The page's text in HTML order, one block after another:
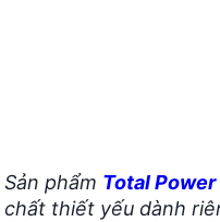
Sản phẩm Total Power
chất thiết yếu dành